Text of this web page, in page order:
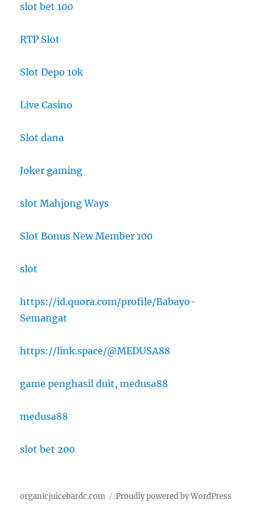
slot bet 100
RTP Slot
Slot Depo 10k
Live Casino
Slot dana
Joker gaming
slot Mahjong Ways
Slot Bonus New Member 100
slot
https://id.quora.com/profile/Babayo-
Semangat
https://link.space/@MEDUSA88
game penghasil duit, medusa88
medusa88
slot bet 200
organicjuicebardc.com Proudly powered by WordPress